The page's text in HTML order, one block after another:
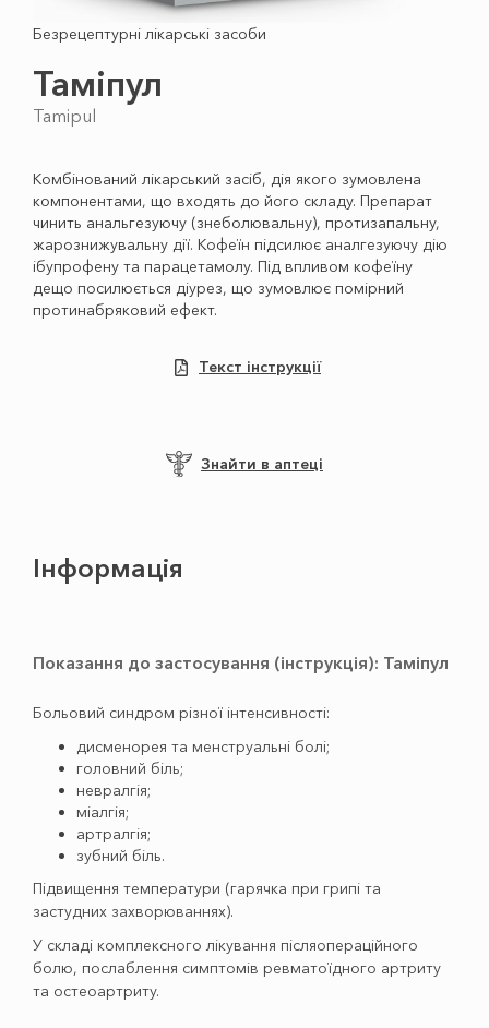
Безрецептурні лікарські засоби
Таміпул
Tamipul
Комбінований лікарський засіб, дія якого зумовлена
компонентами, що входять до його складу. Препарат
чинить анальгезуючу (знеболювальну), протизапальну,
жарознижувальну дії. Кофеїн підсилює аналгезуючу дію
ібупрофену та парацетамолу. Під впливом кофеїну
дещо посилюється діурез, що зумовлює помірний
протинабряковий ефект.
Текст інструкції
Знайти в аптеці
Інформація
Показання до застосування (інструкція): Таміпул
Больовий синдром різної інтенсивності:
дисменорея та менструальні болі;
головний біль;
невралгія;
міалгія;
артралгія;
зубний біль.
Підвищення температури (гарячка при грипі та
застудних захворюваннях).
У складі комплексного лікування післяопераційного
болю, послаблення симптомів ревматоїдного артриту
та остеоартриту.